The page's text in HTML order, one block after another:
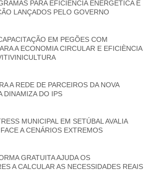
PARA EFICIÊNCIA ENERGÉTICA E
LANÇADOS PELO GOVERNO
EM PEGÕES COM
A ECONOMIA CIRCULAR E EFICIÈNCIA
A REDE DE PARCEIROS DA NOVA
DINAMIZA DO IPS
MUNICIPAL EM SETÚBAL AVALIA
A CENÁRIOS EXTREMOS
GRATUITA AJUDA OS
A CALCULAR AS NECESSIDADES REAIS